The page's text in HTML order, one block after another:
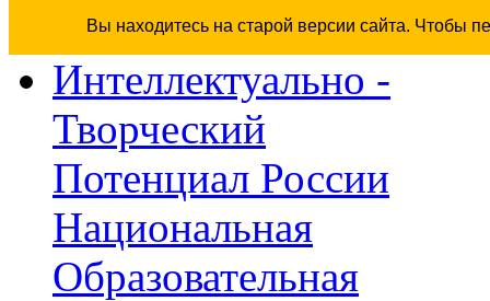
Вы находитесь на старой версии сайта. Чтобы
Интеллектуально -
Творческий
Потенциал России
Национальная
Образовательная